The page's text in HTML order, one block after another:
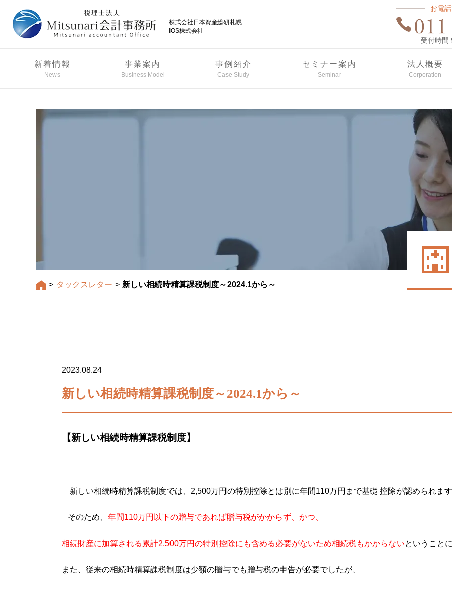
株式会社日本資産総研札幌
IOS株式会社
お電話
受付時間
新着情報
News
事業案内
Business Model
事例紹介
Case Study
セミナー案内
Seminar
法人概要
Corporation
> タックスレター > 新しい相続時精算課税制度～2024.1から～
2023.08.24
新しい相続時精算課税制度～2024.1から～
【新しい相続時精算課税制度】
新しい相続時精算課税制度では、2,500万円の特別控除とは別に年間110万円まで基礎 控除が認められます
そのため、 年間110万円以下の贈与であれば贈与税がかからず、かつ、
相続財産に加算される累計2,500万円の特別控除にも含める必要がないため相続税もかからないという こと
また、従来の相続時精算課税制度は少額の贈与でも贈与税の申告が必要でしたが、